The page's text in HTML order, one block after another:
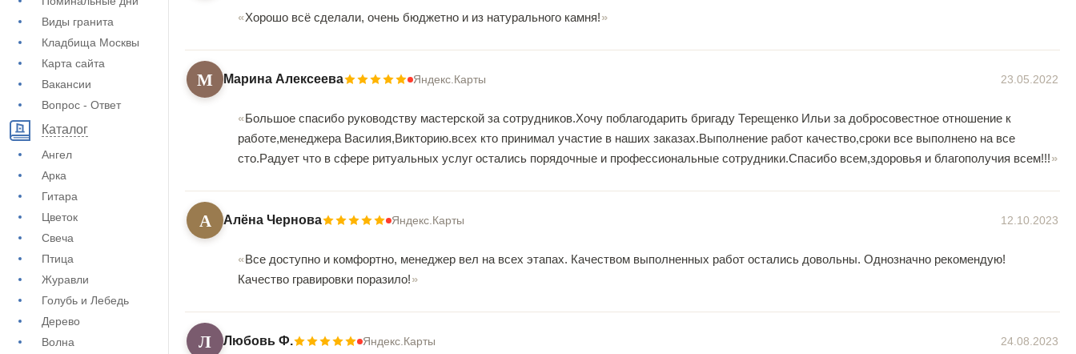
Виды гранита
Кладбища Москвы
Карта сайта
Вакансии
Вопрос - Ответ
Каталог
Ангел
Арка
Гитара
Цветок
Свеча
Птица
Журавли
Голубь и Лебедь
Дерево
Волна
Хорошо всё сделали, очень бюджетно и из натурального камня!
М Марина Алексеева Яндекс.Карты 23.05.2022
Большое спасибо руководству мастерской за сотрудников.Хочу поблагодарить бригаду Терещенко Ильи за добросовестное отношение к
работе,менеджера Василия,Викторию.всех кто принимал участие в наших заказах.Выполнение работ качество,сроки все выполнено на все
сто.Радует что в сфере ритуальных услуг остались порядочные и профессиональные сотрудники.Спасибо всем,здоровья и благополучия всем!!!
А Алёна Чернова Яндекс.Карты 12.10.2023
Все доступно и комфортно, менеджер вел на всех этапах. Качеством выполненных работ остались довольны. Однозначно рекомендую!
Качество гравировки поразило!
Л Любовь Ф. Яндекс.Карты 24.08.2023